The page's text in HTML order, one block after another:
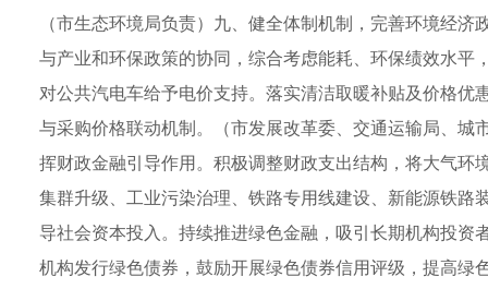
（市生态环境局负责）九、健全体制机制，完善环境经
与产业和环保政策的协同，综合考虑能耗、环保绩效水
对公共汽电车给予电价支持。落实清洁取暖补贴及价格
与采购价格联动机制。（市发展改革委、交通运输局、
挥财政金融引导作用。积极调整财政支出结构，将大气
集群升级、工业污染治理、铁路专用线建设、新能源铁
导社会资本投入。持续推进绿色金融，吸引长期机构投
机构发行绿色债券，鼓励开展绿色债券信用评级，提高